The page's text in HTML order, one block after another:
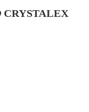
CRYSTALEX